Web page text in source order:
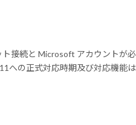
接続と Microsoft アカウントが必
の正式対応時期及び対応機能は